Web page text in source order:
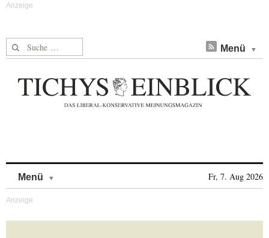
Suche nach: Menü
Menü Fr, 7. Aug 2026